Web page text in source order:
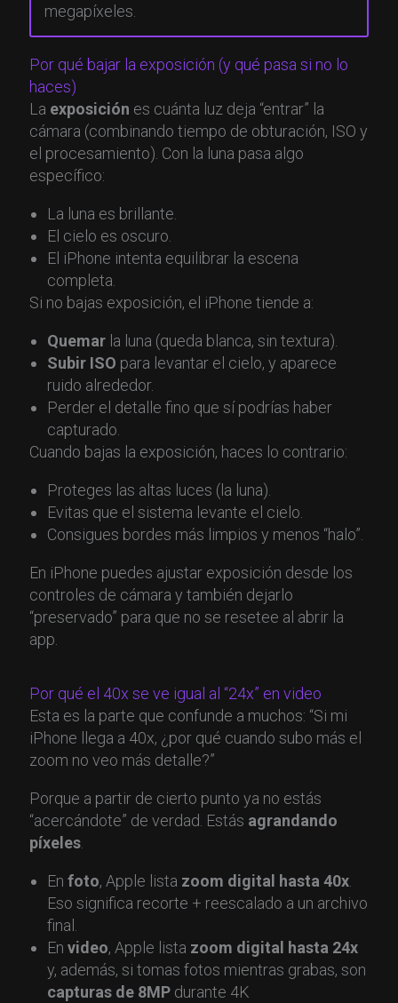
megapíxeles.
Por qué bajar la exposición (y qué pasa si no lo
haces)
La exposición es cuánta luz deja “entrar” la
cámara (combinando tiempo de obturación, ISO y
el procesamiento). Con la luna pasa algo
específico:
La luna es brillante.
El cielo es oscuro.
El iPhone intenta equilibrar la escena
completa.
Si no bajas exposición, el iPhone tiende a:
Quemarla luna (queda blanca, sin textura).
Subir ISO para levantar el cielo, y aparece
ruido alrededor.
Perder el detalle fino que sí podrías haber
capturado.
Cuando bajas la exposición, haces lo contrario:
Proteges las altas luces (la luna).
Evitas que el sistema levante el cielo.
Consigues bordes más limpios y menos “halo”.
En iPhone puedes ajustar exposición desde los
controles de cámara y también dejarlo
“preservado” para que no se resetee al abrir la
app.
Por qué el 40x se ve igual al “24x” en video
Esta es la parte que confunde a muchos: “Si mi
iPhone llega a 40x, ¿por qué cuando subo más el
zoom no veo más detalle?”
Porque a partir de cierto punto ya no estás
“acercándote” de verdad. Estás agrandando
píxeles.
En foto, Apple lista zoom digital hasta 40x.
Eso significa recorte + reescalado a un archivo
final.
En video, Apple lista zoom digital hasta 24x
y, además, si tomas fotos mientras grabas, son
capturas de 8MPdurante 4K